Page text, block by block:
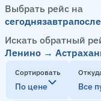
Выбрать рейс на
сегоднязавтра
Искать обратный
Ленино →
Сортировать
По цене Все